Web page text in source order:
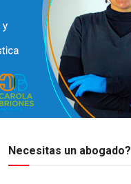
Necesitas un abogado?